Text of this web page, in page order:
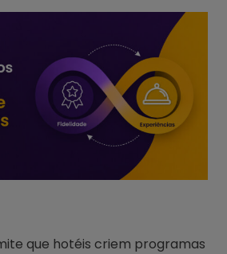
que hotéis criem programas